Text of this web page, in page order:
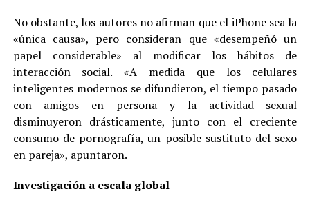
No obstante, los autores no afirman que el iPhone sea la
«única causa», pero consideran que «desempeñó un
papel considerable» al modificar los hábitos de
interacción social. «A medida que los celulares
inteligentes modernos se difundieron, el tiempo pasado
con amigos en persona y la actividad sexual
disminuyeron drásticamente, junto con el creciente
consumo de pornografía, un posible sustituto del sexo
en pareja», apuntaron.
Investigación a escala global